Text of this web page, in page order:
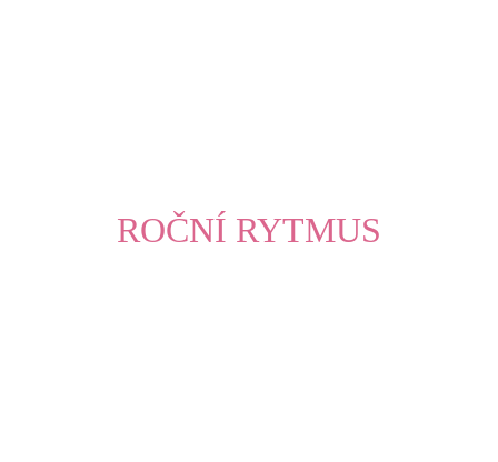
ROČNÍ RYTMUS